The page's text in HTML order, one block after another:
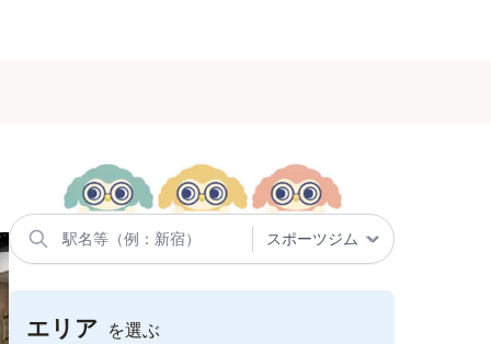
エリア を選ぶ